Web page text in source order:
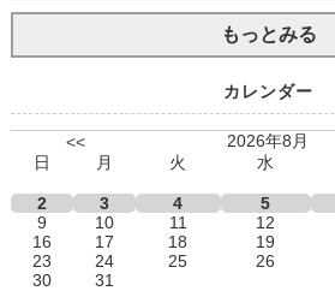
もっとみる
カレンダー
<<
2026年8月
日
月 火 水
2
3 4 5
9
10 11 12
16
17 18 19
23
24 25 26
30
31